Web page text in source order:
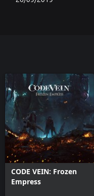
CODE VEIN: Frozen
Empress